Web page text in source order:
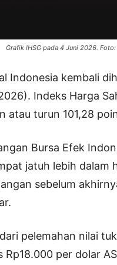
Grafik IHSG pada 4 Juni 2026.
Indonesia kembali
Indeks Harga
atau turun 101,28
Bursa Efek
jatuh lebih
sebelum
pelemahan nilai
Rp18.000 per dolar